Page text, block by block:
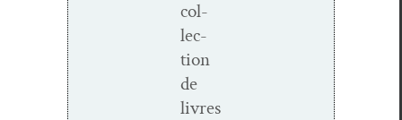
col­
lec­
tion
de
livres